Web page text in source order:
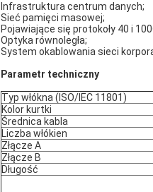
Infrastruktura centrum danych;
Sieć pamięci masowej;
Pojawiające się protokoły 40 i
Optyka równoległa;
System okablowania sieci
Parametr techniczny
Typ włókna (ISO/IEC 11801)
Kolor kurtki
Średnica kabla
Liczba włókien
Złącze A
Złącze B
Długość